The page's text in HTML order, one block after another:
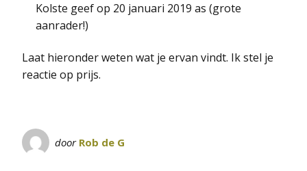
Kolste geef op 20 januari 2019 as (grote
aanrader!)
Laat hieronder weten wat je ervan vindt. Ik stel je
reactie op prijs.
door Rob de G